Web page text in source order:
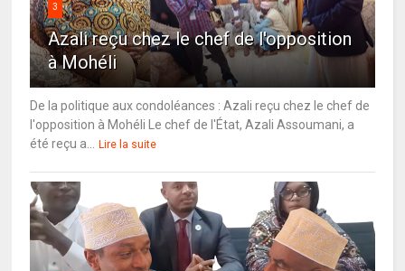
3
Azali reçu chez le chef de l'opposition
à Mohéli
De la politique aux condoléances : Azali reçu chez le chef de
l'opposition à Mohéli Le chef de l'État, Azali Assoumani, a
été reçu a...
Lire la suite